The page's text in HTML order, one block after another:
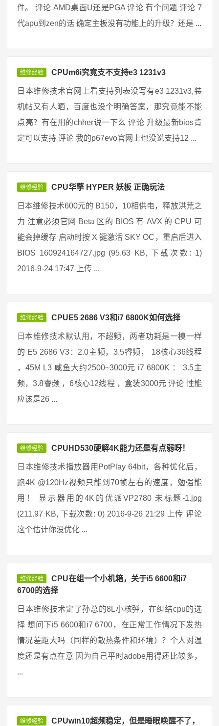
件。 评论 AMD桌面U还是PGA 评论 有个问题 评论 7
代apu到zen的话 确定主板没有功能上的升级？还是 ...
维修经验 CPUm6i究竟支不支持e3 1231v3
日本维修技术官网上看支持列表没写有e3 1231v3,装
机帖又有人晒，百度也没个明确答案，那究竟能不能
点亮？有在用的chher说一下么 评论 升级最新bios肯
定可以支持 评论 我的p67evo官网上也没说支持12 ...
维修经验 CPU华擎 HYPER 妖板 正确玩法
日本维修技术600元的 B150，10相供电，释放洪荒之
力 注意必须官网 Beta 区的 BIOS 有 AVX 的 CPU 可
能会掉缓存 启动时按 X 键激活 SKY OC，重启后进入
BIOS 160924164727.jpg (95.63 KB, 下载次数: 1)
2016-9-24 17:47 上传 ...
维修经验 CPUE5 2686 V3和i7 6800K如何选择
日本维修技术默认用，不超频，两者功耗是一模一样
的 E5 2686 V3：2.0主频，3.5睿频， 18核心36线程
，45M L3 咸鱼大约2500~3000元 i7 6800K ： 3.5主
频，3.8睿频 ，6核心12线程 ，盒装3000元 评论 性能
应该是26 ...
维修经验 CPUHD530硬解4K能力还是有点弱呀！
日本维修技术播放器用PotPlay 64bit，各种优化后，
跑4K @120Hz视频只能到70帧左右的速度，勉强能
用！ 显示器用的4K的优派VP2780 未标题-1.jpg
(211.97 KB, 下载次数: 0) 2016-9-26 21:29 上传 评论
这个估计你没优化 ...
维修经验
CPU在组一个小机箱，关于i5 6600和i7
6700的选择
日本维修技术定了孙总的8L小核弹，在纠结cpu的选
择 想问下i5 6600和i7 6700，在正常工作情况下发热
情况差距大吗（同样的散热条件和环境）？个人对温
度还是有点在意 因为自己平时adobe用得还比较多，
...
维修经验 CPUwin10超频稳定，但是睡眠唤醒不了，